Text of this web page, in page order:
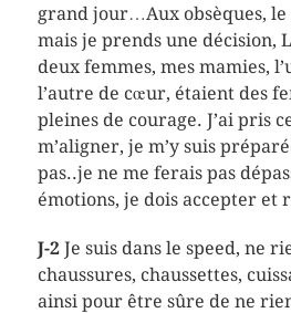
grand jour…Aux obsèques,
mais je prends une décision,
deux femmes, mes mamies,
l’autre de cœur, étaient des
pleines de courage. J’ai pris
m’aligner, je m’y suis
pas..je ne me ferais pas
émotions, je dois accepter
J-2Je suis dans le speed, ne
chaussures, chaussettes,
ainsi pour être sûre de ne